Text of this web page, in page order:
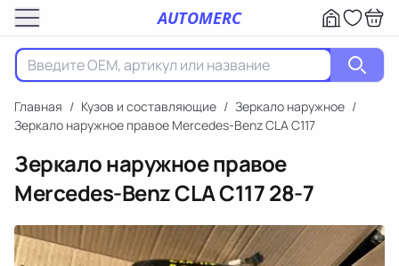
AUTOMERC
Главная / Кузов и составляющие / Зеркало наружное /
Зеркало наружное правое Mercedes-Benz CLA C117
Зеркало наружное правое
Mercedes-Benz CLA C11728-7